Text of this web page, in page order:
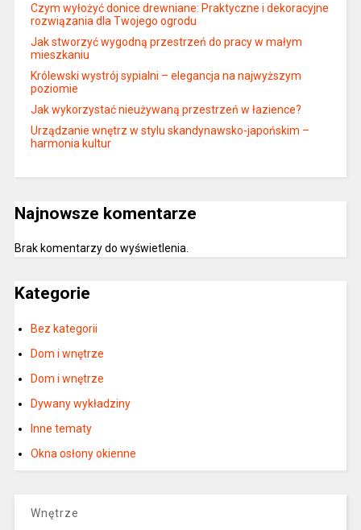
Czym wyłożyć donice drewniane: Praktyczne i dekoracyjne
rozwiązania dla Twojego ogrodu
Jak stworzyć wygodną przestrzeń do pracy w małym
mieszkaniu
Królewski wystrój sypialni – elegancja na najwyższym
poziomie
Jak wykorzystać nieużywaną przestrzeń w łazience?
Urządzanie wnętrz w stylu skandynawsko-japońskim –
harmonia kultur
Najnowsze komentarze
Brak komentarzy do wyświetlenia.
Kategorie
Bez kategorii
Dom i wnętrze
Dom i wnętrze
Dywany wykładziny
Inne tematy
Okna osłony okienne
Wnętrze